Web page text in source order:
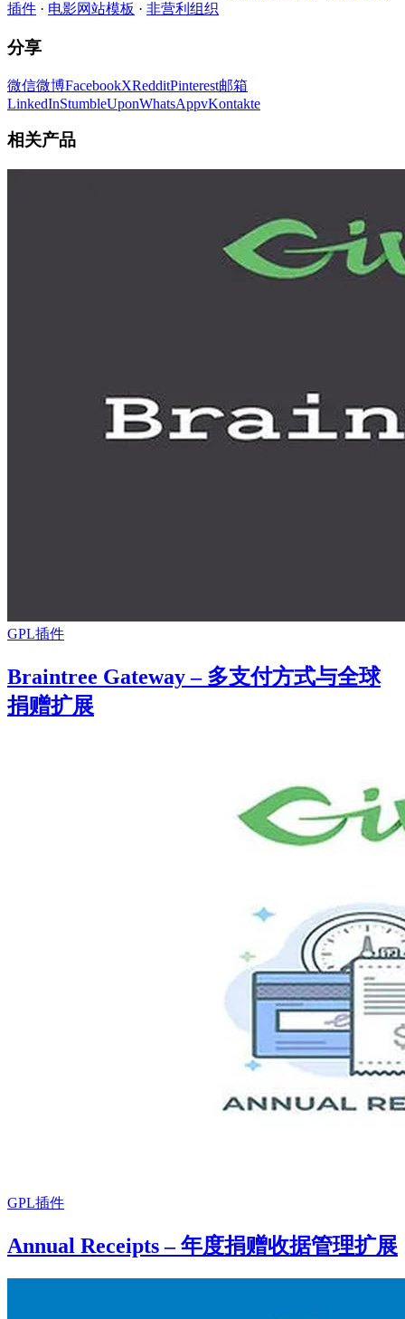
插件 · 电影网站模板 · 非营利组织
分享
微信微博FacebookXRedditPinterest邮箱
LinkedInStumbleUponWhatsAppvKontakte
相关产品
GPL插件
Braintree Gateway – 多支付方式与全球
捐赠扩展
GPL插件
Annual Receipts – 年度捐赠收据管理扩展